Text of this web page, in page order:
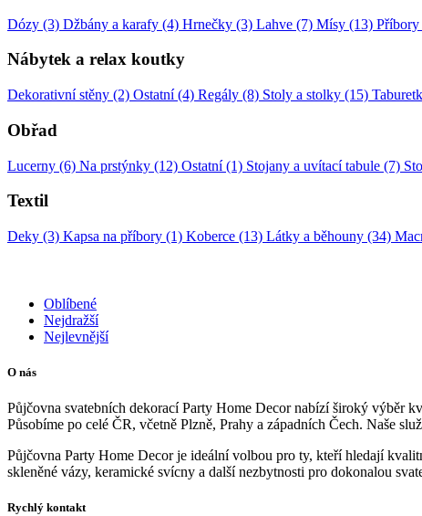
Dózy (3) Džbány a karafy (4) Hrnečky (3) Lahve (7) Mísy (13) Příbory
Nábytek a relax koutky
Dekorativní stěny (2) Ostatní (4) Regály (8) Stoly a stolky (15)
Obřad
Lucerny (6) Na prstýnky (12) Ostatní (1) Stojany a uvítací tabule (7)
Textil
Deky (3) Kapsa na příbory (1) Koberce (13) Látky a běhouny (34)
Oblíbené
Nejdražší
Nejlevnější
O nás
Půjčovna svatebních dekorací Party Home Decor nabízí široký výběr
Působíme po celé ČR, včetně Plzně, Prahy a západních Čech. Naše
Půjčovna Party Home Decor je ideální volbou pro ty, kteří hledají
skleněné vázy, keramické svícny a další nezbytnosti pro dokonalou
Rychlý kontakt